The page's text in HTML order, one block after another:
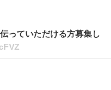
っていただける方募集し